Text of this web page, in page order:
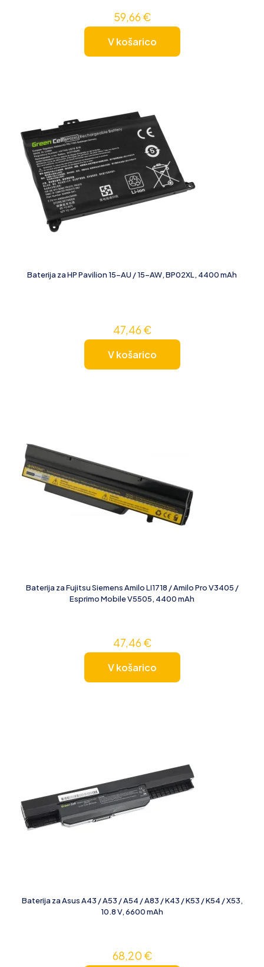
59,66€
V košarico
Baterija za HP Pavilion 15-AU / 15-AW, BP02XL, 4400 mAh
47,46€
V košarico
Baterija za Fujitsu Siemens Amilo LI1718 / Amilo Pro V3405 /
Esprimo Mobile V5505, 4400 mAh
47,46€
V košarico
Baterija za Asus A43 / A53 / A54 / A83 / K43 / K53 / K54 / X53,
10.8 V, 6600 mAh
68,20 €